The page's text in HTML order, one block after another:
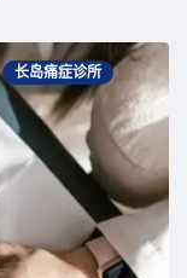
长岛痛症诊所